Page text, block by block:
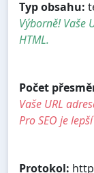
Typ obsahu:
Výborně! Vaše
HTML.
Počet
Vaše URL
Pro SEO je
Protokol: